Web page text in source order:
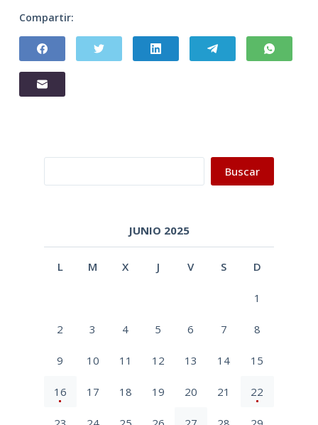
Compartir:
Buscar
JUNIO 2025
L M X J V S D
1
2 3 4 5 6 7 8
9 10 11 12 13 14 15
16 17 18 19 20 21 22